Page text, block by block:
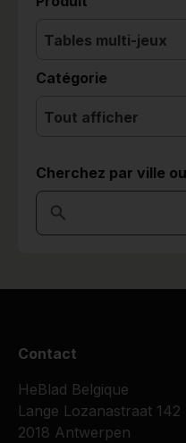
Tables multi-jeux
Catégorie
Tout afficher
Cherchez par ville
Contact
HeBlad Belgique
Lange Lozanastraat 142
2018 Antwerpen